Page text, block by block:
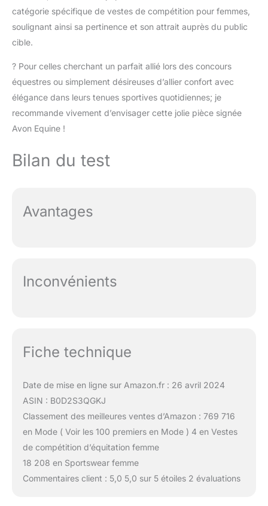
catégorie spécifique de vestes de compétition pour femmes,
soulignant ainsi sa pertinence et son attrait auprès du public
cible.
? Pour celles cherchant un parfait allié lors des concours
équestres ou simplement désireuses d’allier confort avec
élégance dans leurs tenues sportives quotidiennes; je
recommande vivement d’envisager cette jolie pièce signée
Avon Equine !
Bilan du test
Avantages
Inconvénients
Fiche technique
Date de mise en ligne sur Amazon.fr : 26 avril 2024
ASIN : B0D2S3QGKJ
Classement des meilleures ventes d’Amazon : 769 716
en Mode ( Voir les 100 premiers en Mode ) 4 en Vestes
de compétition d’équitation femme
18 208 en Sportswear femme
Commentaires client : 5,0 5,0 sur 5 étoiles 2 évaluations